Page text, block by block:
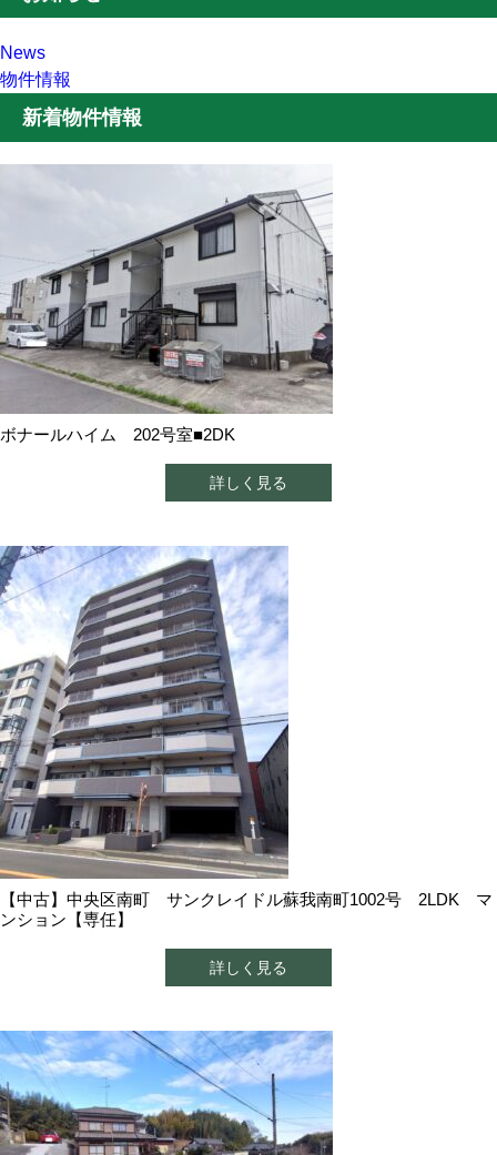
News
物件情報
新着物件情報
ボナールハイム 202号室■2DK
詳しく見る
【中古】中央区南町 サンクレイドル蘇我南町1002号 2LDK マ
ンション【専任】
詳しく見る